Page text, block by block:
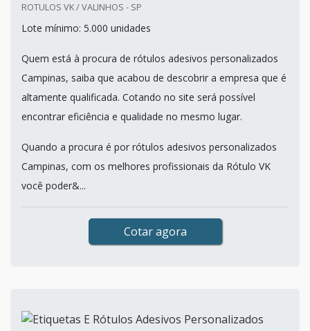
ROTULOS VK / VALINHOS - SP
Lote mínimo: 5.000 unidades
Quem está à procura de rótulos adesivos personalizados
Campinas, saiba que acabou de descobrir a empresa que é
altamente qualificada. Cotando no site será possível
encontrar eficiência e qualidade no mesmo lugar.
Quando a procura é por rótulos adesivos personalizados
Campinas, com os melhores profissionais da Rótulo VK
você poder&...
Cotar agora